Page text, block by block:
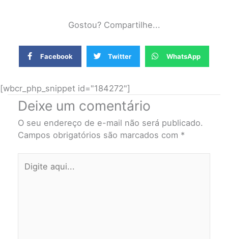
Gostou? Compartilhe...
Facebook Twitter WhatsApp
[wbcr_php_snippet id="184272"]
Deixe um comentário
O seu endereço de e-mail não será publicado.
Campos obrigatórios são marcados com *
aqui...